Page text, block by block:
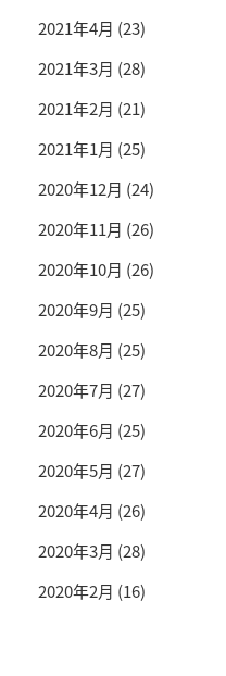
2021年4月 (23)
2021年3月 (28)
2021年2月 (21)
2021年1月 (25)
2020年12月 (24)
2020年11月 (26)
2020年10月 (26)
2020年9月 (25)
2020年8月 (25)
2020年7月 (27)
2020年6月 (25)
2020年5月 (27)
2020年4月 (26)
2020年3月 (28)
2020年2月 (16)